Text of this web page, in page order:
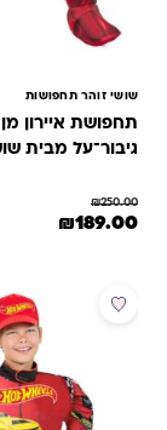
שושי זוהר תחפושות
תחפושת איירון מן
גיבור־על מבית שושי
₪250.00
המחיר המקורי היה: ₪250.00.
₪189.00 המחיר הנוכחי